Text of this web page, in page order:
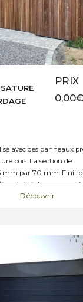
PRIX
0,00€
avec des panneaux
bois. La section de
mm par 70 mm.
des murs
Bardage extérieur en
Découvrir